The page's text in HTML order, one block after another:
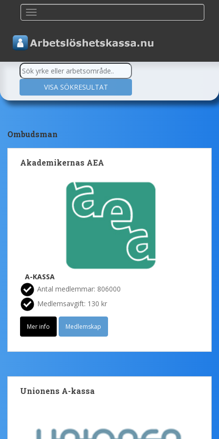
Ombudsman
Akademikernas AEA
A-KASSA
Antal medlemmar: 806000
Medlemsavgift: 130 kr
Mer info Medlemskap
Unionens A-kassa